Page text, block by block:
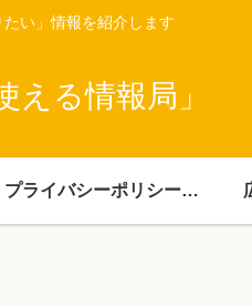
い」情報を紹介します
える情報局」
プライバシーポリシー・免責事項